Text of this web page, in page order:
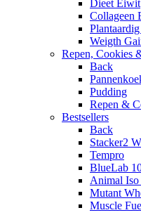
Dieet Eiwit
Collageen
Weigth
Repen, Cookies
Back
Pudding
Repen &
Bestsellers
Back
Stacker2
Tempro
BlueLab
Animal
Mutant
Muscle